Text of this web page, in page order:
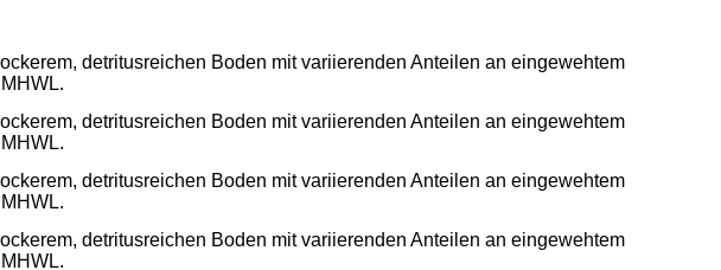
detritusreichen Boden mit variierenden Anteilen an eingewehtem
detritusreichen Boden mit variierenden Anteilen an eingewehtem
detritusreichen Boden mit variierenden Anteilen an eingewehtem
detritusreichen Boden mit variierenden Anteilen an eingewehtem